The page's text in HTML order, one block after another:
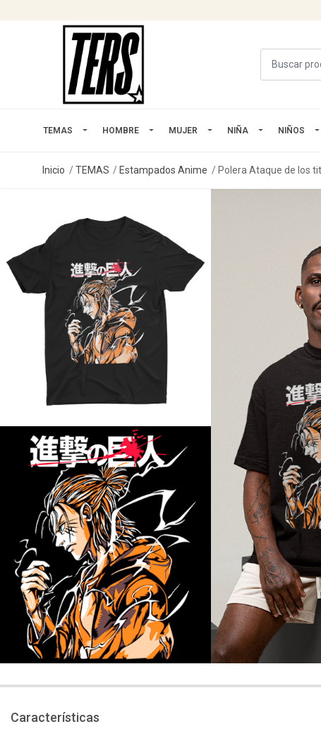
TEMAS HOMBRE MUJER NIÑA NIÑOS
Inicio TEMAS Estampados Anime Polera Ataque de los
Características